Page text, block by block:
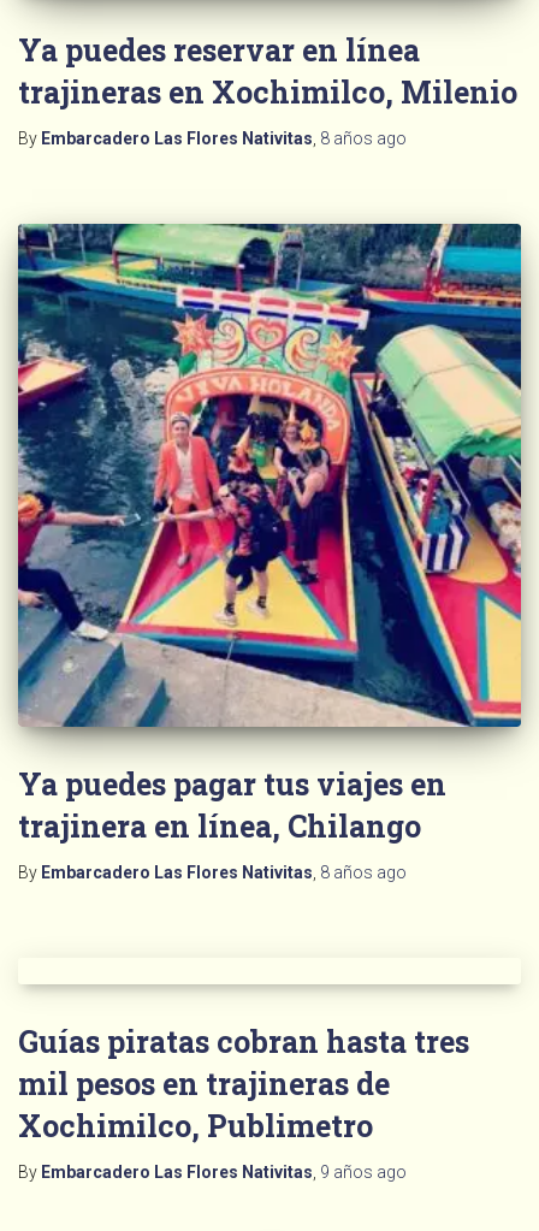
Ya puedes reservar en línea
trajineras en Xochimilco, Milenio
By Embarcadero Las Flores Nativitas 8 años ago
Ya puedes pagar tus viajes en
trajinera en línea, Chilango
By Embarcadero Las Flores Nativitas 8 años ago
Guías piratas cobran hasta tres
mil pesos en trajineras de
Xochimilco, Publimetro
By Embarcadero Las Flores Nativitas 9 años ago